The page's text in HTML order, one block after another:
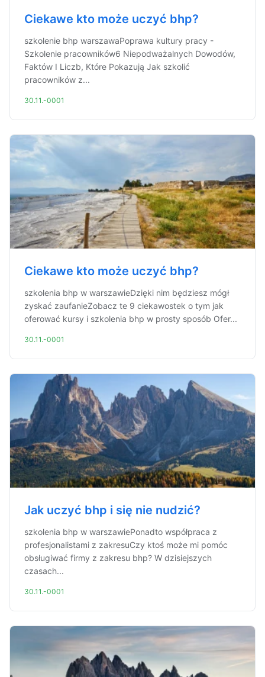
Ciekawe kto może uczyć bhp?
szkolenie bhp warszawaPoprawa kultury pracy -
Szkolenie pracowników6 Niepodważalnych Dowodów,
Faktów I Liczb, Które Pokazują Jak szkolić
pracowników z...
30.11.-0001
Ciekawe kto może uczyć bhp?
szkolenia bhp w warszawieDzięki nim będziesz mógł
zyskać zaufanieZobacz te 9 ciekawostek o tym jak
oferować kursy i szkolenia bhp w prosty sposób Ofer...
30.11.-0001
Jak uczyć bhp i się nie nudzić?
szkolenia bhp w warszawiePonadto współpraca z
profesjonalistami z zakresuCzy ktoś może mi pomóc
obsługiwać firmy z zakresu bhp? W dzisiejszych
czasach...
30.11.-0001